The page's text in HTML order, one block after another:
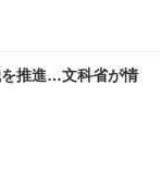
推進…文科省が情